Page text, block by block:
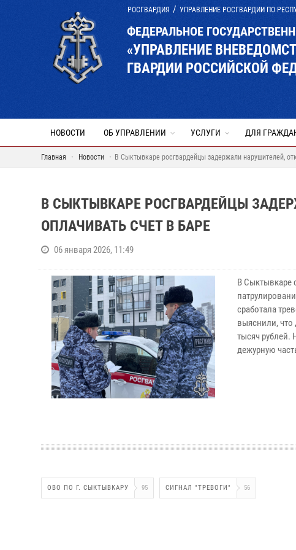
РОСГВАРДИЯ УПРАВЛЕНИЕ РОСГВАРДИИ ПО
ФЕДЕРАЛЬНОЕ
«УПРАВЛЕНИЕ
ГВАРДИИ РОССИЙСКОЙ
НОВОСТИ ОБ УПРАВЛЕНИИ УСЛУГИ ДЛЯ
Главная Новости В Сыктывкаре росгвардейцы задержали нарушителей,
В СЫКТЫВКАРЕ РОСГВАРДЕЙЦЫ
ОПЛАЧИВАТЬ СЧЕТ В БАРЕ
06 января 2026, 11:49
В Сыктывкаре
сработала
выяснили, что
тысяч рублей.
дежурную
ОВО ПО Г. СЫКТЫВКАРУ 95 СИГНАЛ "ТРЕВОГИ" 56